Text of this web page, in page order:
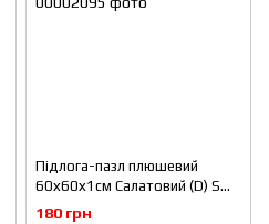
Підлога-пазл плюшевий
60х60х1см Салатовий (D) SW-
00002095
180 грн